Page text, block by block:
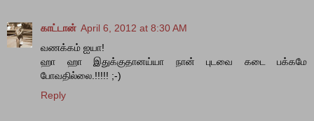
காட்டான் April 6, 2012 at 8:30 AM
வணக்கம் ஐயா!
ஹா ஹா இதுக்குதானய்யா நான் புடவை கடை பக்கமே
போவதில்லை.!!!!! ;-)
Reply